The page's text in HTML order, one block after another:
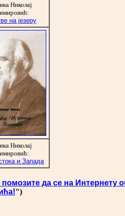
Николај
на језеру
Николај
и Запада
да се на Интернету
")